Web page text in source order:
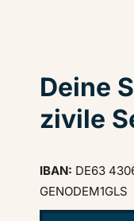
Deine
zivile
IBAN: DE63
GENODEM1GLS